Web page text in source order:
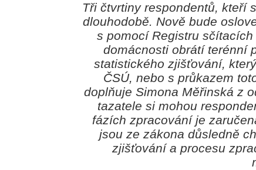
Tři čtvrtiny respondentů, kteří
dlouhodobě. Nově bude
s pomocí Registru
domácnosti obrátí terénní
statistického zjišťování,
ČSÚ, nebo s průkazem
doplňuje Simona Měřinská z
tazatele si mohou
fázích zpracování je
jsou ze zákona důsledně
zjišťování a procesu